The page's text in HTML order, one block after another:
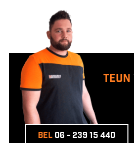
Teun
Bel06 - 239 15 440